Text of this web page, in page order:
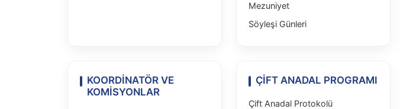
Mezuniyet
Söyleşi Günleri
KOORDİNATÖR VE
KOMİSYONLAR
ÇİFT ANADAL PROGRAMI
Çift Anadal Protokolü